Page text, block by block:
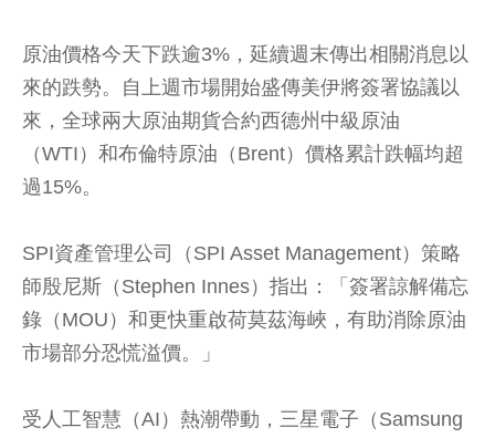
原油價格今天下跌逾3%，延續週末傳出相關消息以
來的跌勢。自上週市場開始盛傳美伊將簽署協議以
來，全球兩大原油期貨合約西德州中級原油
（WTI）和布倫特原油（Brent）價格累計跌幅均超
過15%。
SPI資產管理公司（SPI Asset Management）策略
師殷尼斯（Stephen Innes）指出：「簽署諒解備忘
錄（MOU）和更快重啟荷莫茲海峽，有助消除原油
市場部分恐慌溢價。」
受人工智慧（AI）熱潮帶動，三星電子（Samsung